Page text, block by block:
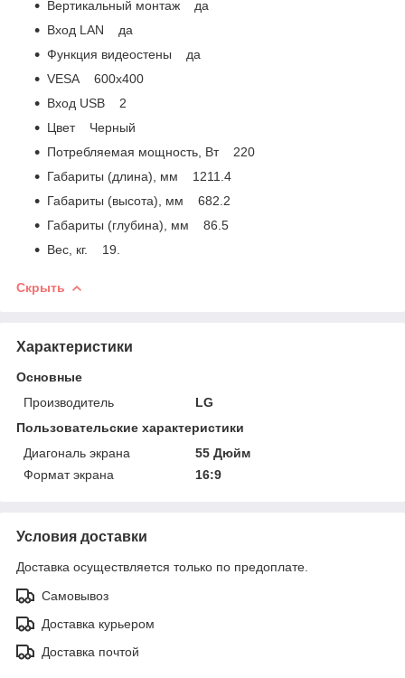
Вертикальный монтаж да
Вход LAN да
Функция видеостены да
VESA 600х400
Вход USB 2
Цвет Черный
Потребляемая мощность, Вт 220
Габариты (длина), мм 1211.4
Габариты (высота), мм 682.2
Габариты (глубина), мм 86.5
Вес, кг. 19.
Скрыть
Характеристики
Основные
Производитель
LG
Пользовательские характеристики
Диагональ экрана
55 Дюйм
Формат экрана
16:9
Условия доставки
Доставка осуществляется только по предоплате.
Самовывоз
Доставка курьером
Доставка почтой